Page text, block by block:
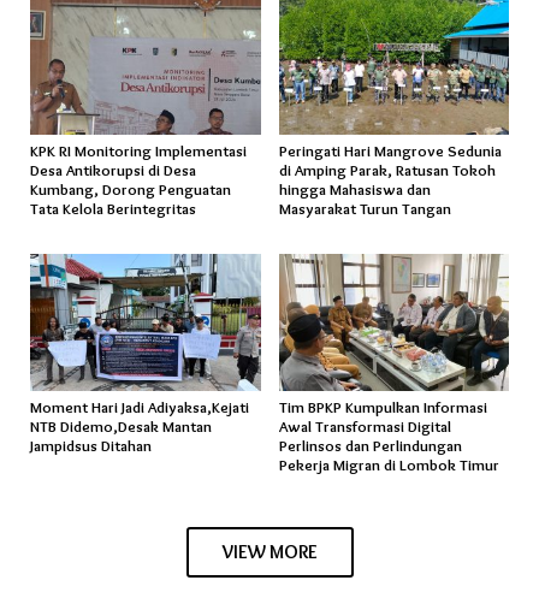
KPK RI Monitoring Implementasi
Desa Antikorupsi di Desa
Kumbang, Dorong Penguatan
Tata Kelola Berintegritas
Peringati Hari Mangrove Sedunia
di Amping Parak, Ratusan Tokoh
hingga Mahasiswa dan
Masyarakat Turun Tangan
Moment Hari Jadi Adiyaksa,Kejati
NTB Didemo,Desak Mantan
Jampidsus Ditahan
Tim BPKP Kumpulkan Informasi
Awal Transformasi Digital
Perlinsos dan Perlindungan
Pekerja Migran di Lombok Timur
VIEW MORE